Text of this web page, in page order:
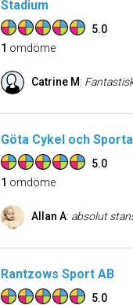
Stadium
5.0
1 omdöme
Catrine M: Fantastiskt bra
Göta Cykel och
5.0
1 omdöme
Allan A: absolut stans största och bredaste
Rantzows Sport AB
5.0